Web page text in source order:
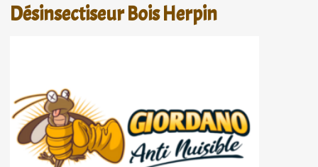
Désinsectiseur Bois Herpin